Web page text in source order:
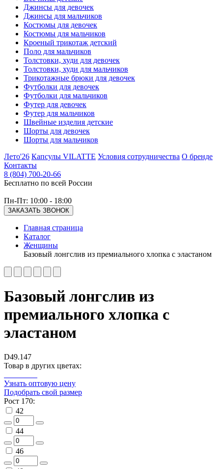
Джинсы для девочек
Джинсы для мальчиков
Костюмы для девочек
Костюмы для мальчиков
Кроеный трикотаж детский
Поло для мальчиков
Толстовки, худи для девочек
Толстовки, худи для мальчиков
Трикотажные брюки для девочек
Футболки для девочек
Футболки для мальчиков
Футер для девочек
Футер для мальчиков
Швейные изделия детские
Шорты для девочек
Шорты для мальчиков
Лето'26 Капсулы VILATTE Условия сотрудничества О бренде
Контакты
8 (804) 700-20-66
Бесплатно по всей России
Пн-Пт: 10:00 - 18:00
ЗАКАЗАТЬ ЗВОНОК
Главная страница
Каталог
Женщины
Базовый лонгслив из премиального хлопка с эластаном
Базовый лонгслив из
премиального хлопка с
эластаном
D49.147
Товар в других цветах:
Узнать оптовую цену
Подобрать свой размер
Рост 170:
42
44
46